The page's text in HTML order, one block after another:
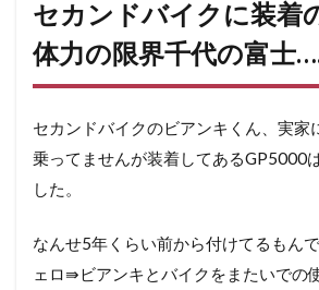
の
GP5000
が体力
の限界
富士……
2
コ
ネ
ク
セカンドバイクに装着
体力の限界千代の富士
セカンドバイクのビアンキくん、実家
乗ってませんが装着してあるGP5000
した。
なんせ5年くらい前から付けてるもん
ェロ⇛ビアンキとバイクをまたいでの